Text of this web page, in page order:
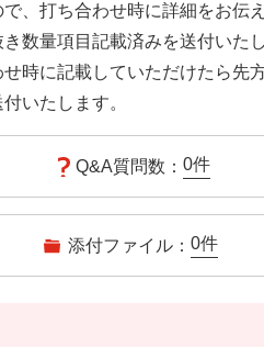
、打ち合わせ時に詳細をお伝
数量項目記載済みを送付いたし
時に記載していただけたら先
いたします。
Q&A質問数： 0件
添付ファイル： 0件